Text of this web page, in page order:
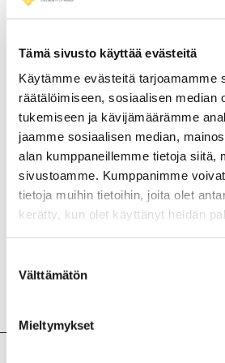
Tämä sivusto käyttää evästeitä
Käytämme evästeitä tarjoamamme
räätälöimiseen, sosiaalisen median
tukemiseen ja kävijämäärämme
jaamme sosiaalisen median,
alan kumppaneillemme tietoja siitä,
sivustoamme. Kumppanimme
tietoja muihin tietoihin, joita olet
kerätty, kun olet käyttänyt heidän
valinta
Välttämätön
Mieltymykset
organisaatio
Suupohjan Koulutuskuntayhtymä
Projektikumppanit
Vaasan yliopisto